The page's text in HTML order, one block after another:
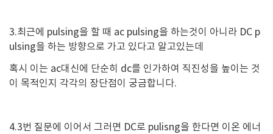
3.최근에 pulsing을 할 때 ac pulsing을 하는것이 아니라 DC p
ulsing을 하는 방향으로 가고 있다고 알고있는데
혹시 이는 ac대신에 단순히 dc를 인가하여 직진성을 높이는 것
이 목적인지 각각의 장단점이 궁금합니다.
4.3번 질문에 이어서 그러면 DC로 pulisng을 한다면 이온 에너